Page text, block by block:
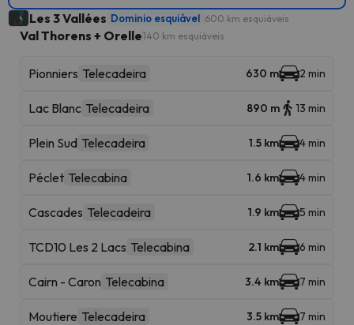
Les 3 Vallées Dominio esquiável 600 km esquiáveis
Val Thorens + Orelle140 km esquiáveis
Pionniers Telecadeira 630 m 2 min
Lac Blanc Telecadeira 890 m 13 min
Plein Sud Telecadeira 1.5 km 4 min
Péclet Telecabina 1.6 km 4 min
Cascades Telecadeira 1.9 km 5 min
TCD10 Les 2 Lacs Telecabina 2.1 km 6 min
Cairn - Caron Telecabina 3.4 km 7 min
Moutiere Telecadeira 3.5 km 7 min